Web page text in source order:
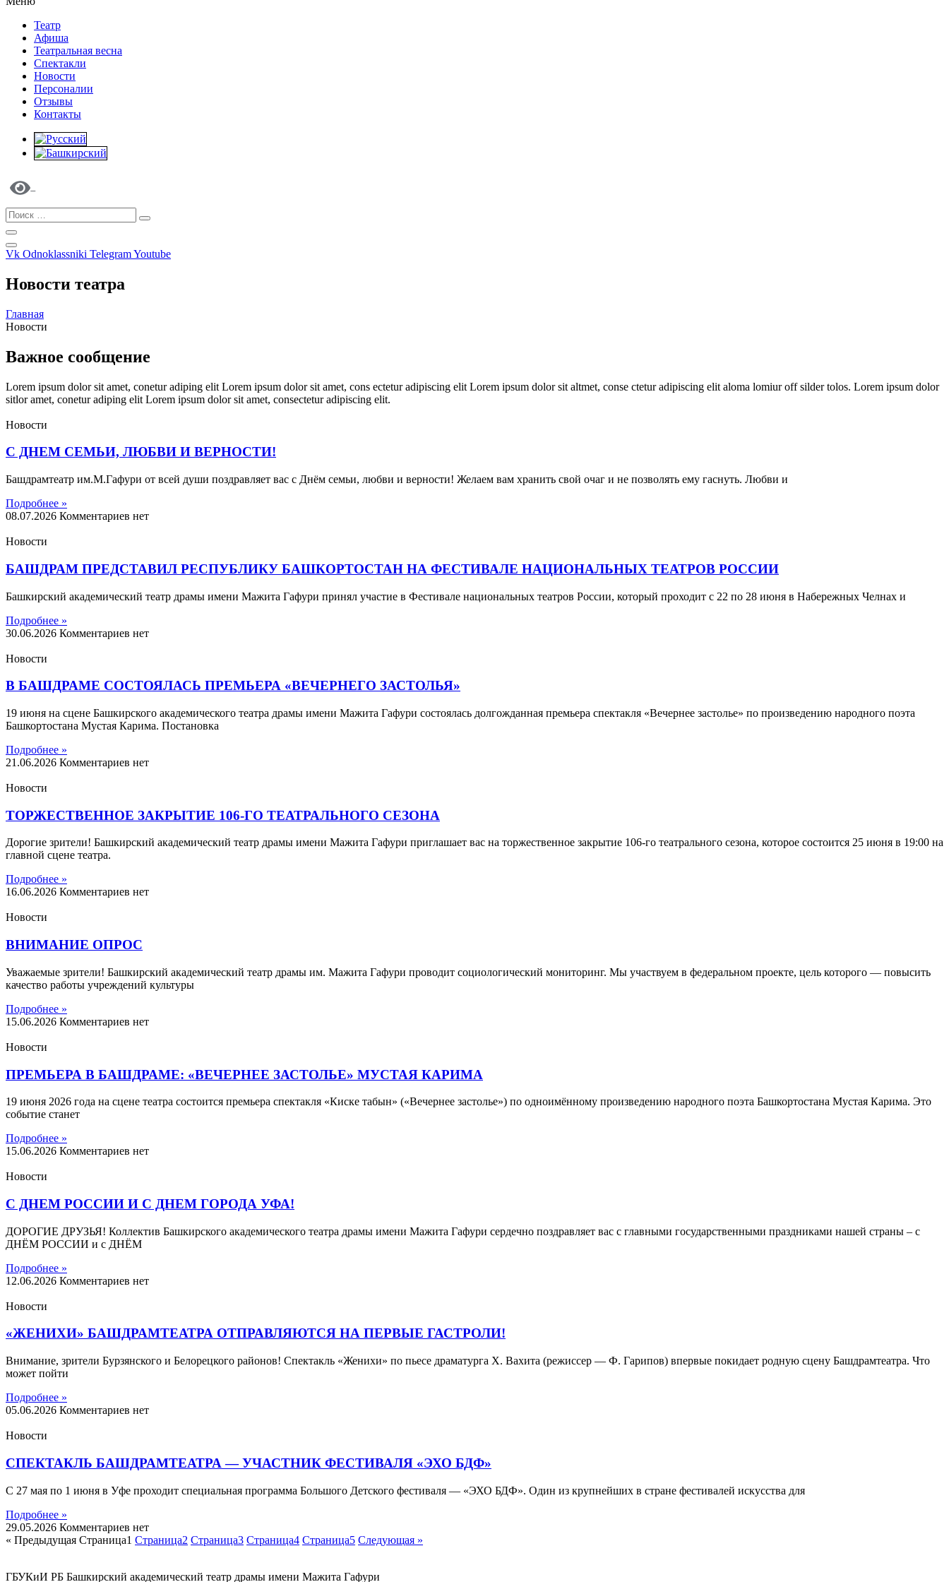
Театр
Афиша
Театральная весна
Спектакли
Новости
Персоналии
Отзывы
Контакты
Vk Odnoklassniki TelegramYoutube
Новости театра
Главная
Новости
Важное сообщение
Lorem ipsum dolor sit amet, conetur adiping elit Lorem ipsum dolor sit amet, cons ectetur adipiscing elit Lorem ipsum dolor sit altmet, conse ctetur adipiscing elit aloma lomiur off silder tolos. Lorem ipsum dolor
sitlor amet, conetur adiping elit Lorem ipsum dolor sit amet, consectetur adipiscing elit.
Новости
С ДНЕМ СЕМЬИ, ЛЮБВИ И ВЕРНОСТИ!
Башдрамтеатр им.М.Гафури от всей души поздравляет вас с Днём семьи, любви и верности! Желаем вам хранить свой очаг и не позволять ему гаснуть. Любви и
Подробнее »
08.07.2026 Комментариев нет
Новости
БАШДРАМ ПРЕДСТАВИЛ РЕСПУБЛИКУ БАШКОРТОСТАН НА ФЕСТИВАЛЕ НАЦИОНАЛЬНЫХ ТЕАТРОВ РОССИИ
Башкирский академический театр драмы имени Мажита Гафури принял участие в Фестивале национальных театров России, который проходит с 22 по 28 июня в Набережных Челнах и
Подробнее »
30.06.2026 Комментариев нет
Новости
В БАШДРАМЕ СОСТОЯЛАСЬ ПРЕМЬЕРА «ВЕЧЕРНЕГО ЗАСТОЛЬЯ»
19 июня на сцене Башкирского академического театра драмы имени Мажита Гафури состоялась долгожданная премьера спектакля «Вечернее застолье» по произведению народного поэта
Башкортостана Мустая Карима. Постановка
Подробнее »
21.06.2026 Комментариев нет
Новости
ТОРЖЕСТВЕННОЕ ЗАКРЫТИЕ 106-ГО ТЕАТРАЛЬНОГО СЕЗОНА
Дорогие зрители! Башкирский академический театр драмы имени Мажита Гафури приглашает вас на торжественное закрытие 106-го театрального сезона, которое состоится 25 июня в 19:00 на
главной сцене театра.
Подробнее »
16.06.2026 Комментариев нет
Новости
ВНИМАНИЕ ОПРОС
Уважаемые зрители! Башкирский академический театр драмы им. Мажита Гафури проводит социологический мониторинг. Мы участвуем в федеральном проекте, цель которого — повысить
качество работы учреждений культуры
Подробнее »
15.06.2026 Комментариев нет
Новости
ПРЕМЬЕРА В БАШДРАМЕ: «ВЕЧЕРНЕЕ ЗАСТОЛЬЕ» МУСТАЯ КАРИМА
19 июня 2026 года на сцене театра состоится премьера спектакля «Киске табын» («Вечернее застолье») по одноимённому произведению народного поэта Башкортостана Мустая Карима. Это
событие станет
Подробнее »
15.06.2026 Комментариев нет
Новости
С ДНЕМ РОССИИ И С ДНЕМ ГОРОДА УФА!
ДОРОГИЕ ДРУЗЬЯ! Коллектив Башкирского академического театра драмы имени Мажита Гафури сердечно поздравляет вас с главными государственными праздниками нашей страны – с
ДНЁМ РОССИИ и с ДНЁМ
Подробнее »
12.06.2026 Комментариев нет
Новости
«ЖЕНИХИ» БАШДРАМТЕАТРА ОТПРАВЛЯЮТСЯ НА ПЕРВЫЕ ГАСТРОЛИ!
Внимание, зрители Бурзянского и Белорецкого районов! Спектакль «Женихи» по пьесе драматурга Х. Вахита (режиссер — Ф. Гарипов) впервые покидает родную сцену Башдрамтеатра. Что
может пойти
Подробнее »
05.06.2026 Комментариев нет
Новости
СПЕКТАКЛЬ БАШДРАМТЕАТРА — УЧАСТНИК ФЕСТИВАЛЯ «ЭХО БДФ»
С 27 мая по 1 июня в Уфе проходит специальная программа Большого Детского фестиваля — «ЭХО БДФ». Один из крупнейших в стране фестивалей искусства для
Подробнее »
29.05.2026 Комментариев нет
« Предыдущая Страница1 Страница2 Страница3 Страница4 Страница5 Следующая »
ГБУКиИ РБ Башкирский академический театр драмы имени Мажита Гафури